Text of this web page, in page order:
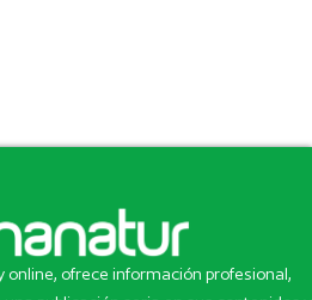
online, ofrece información profesional,